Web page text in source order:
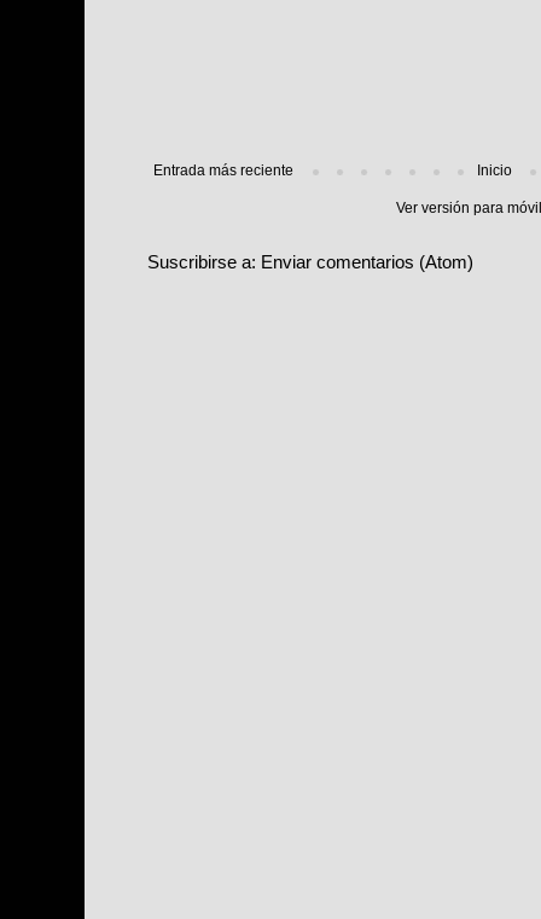
Entrada más reciente Inicio
Ver versión para
Suscribirse a: Enviar comentarios (Atom)